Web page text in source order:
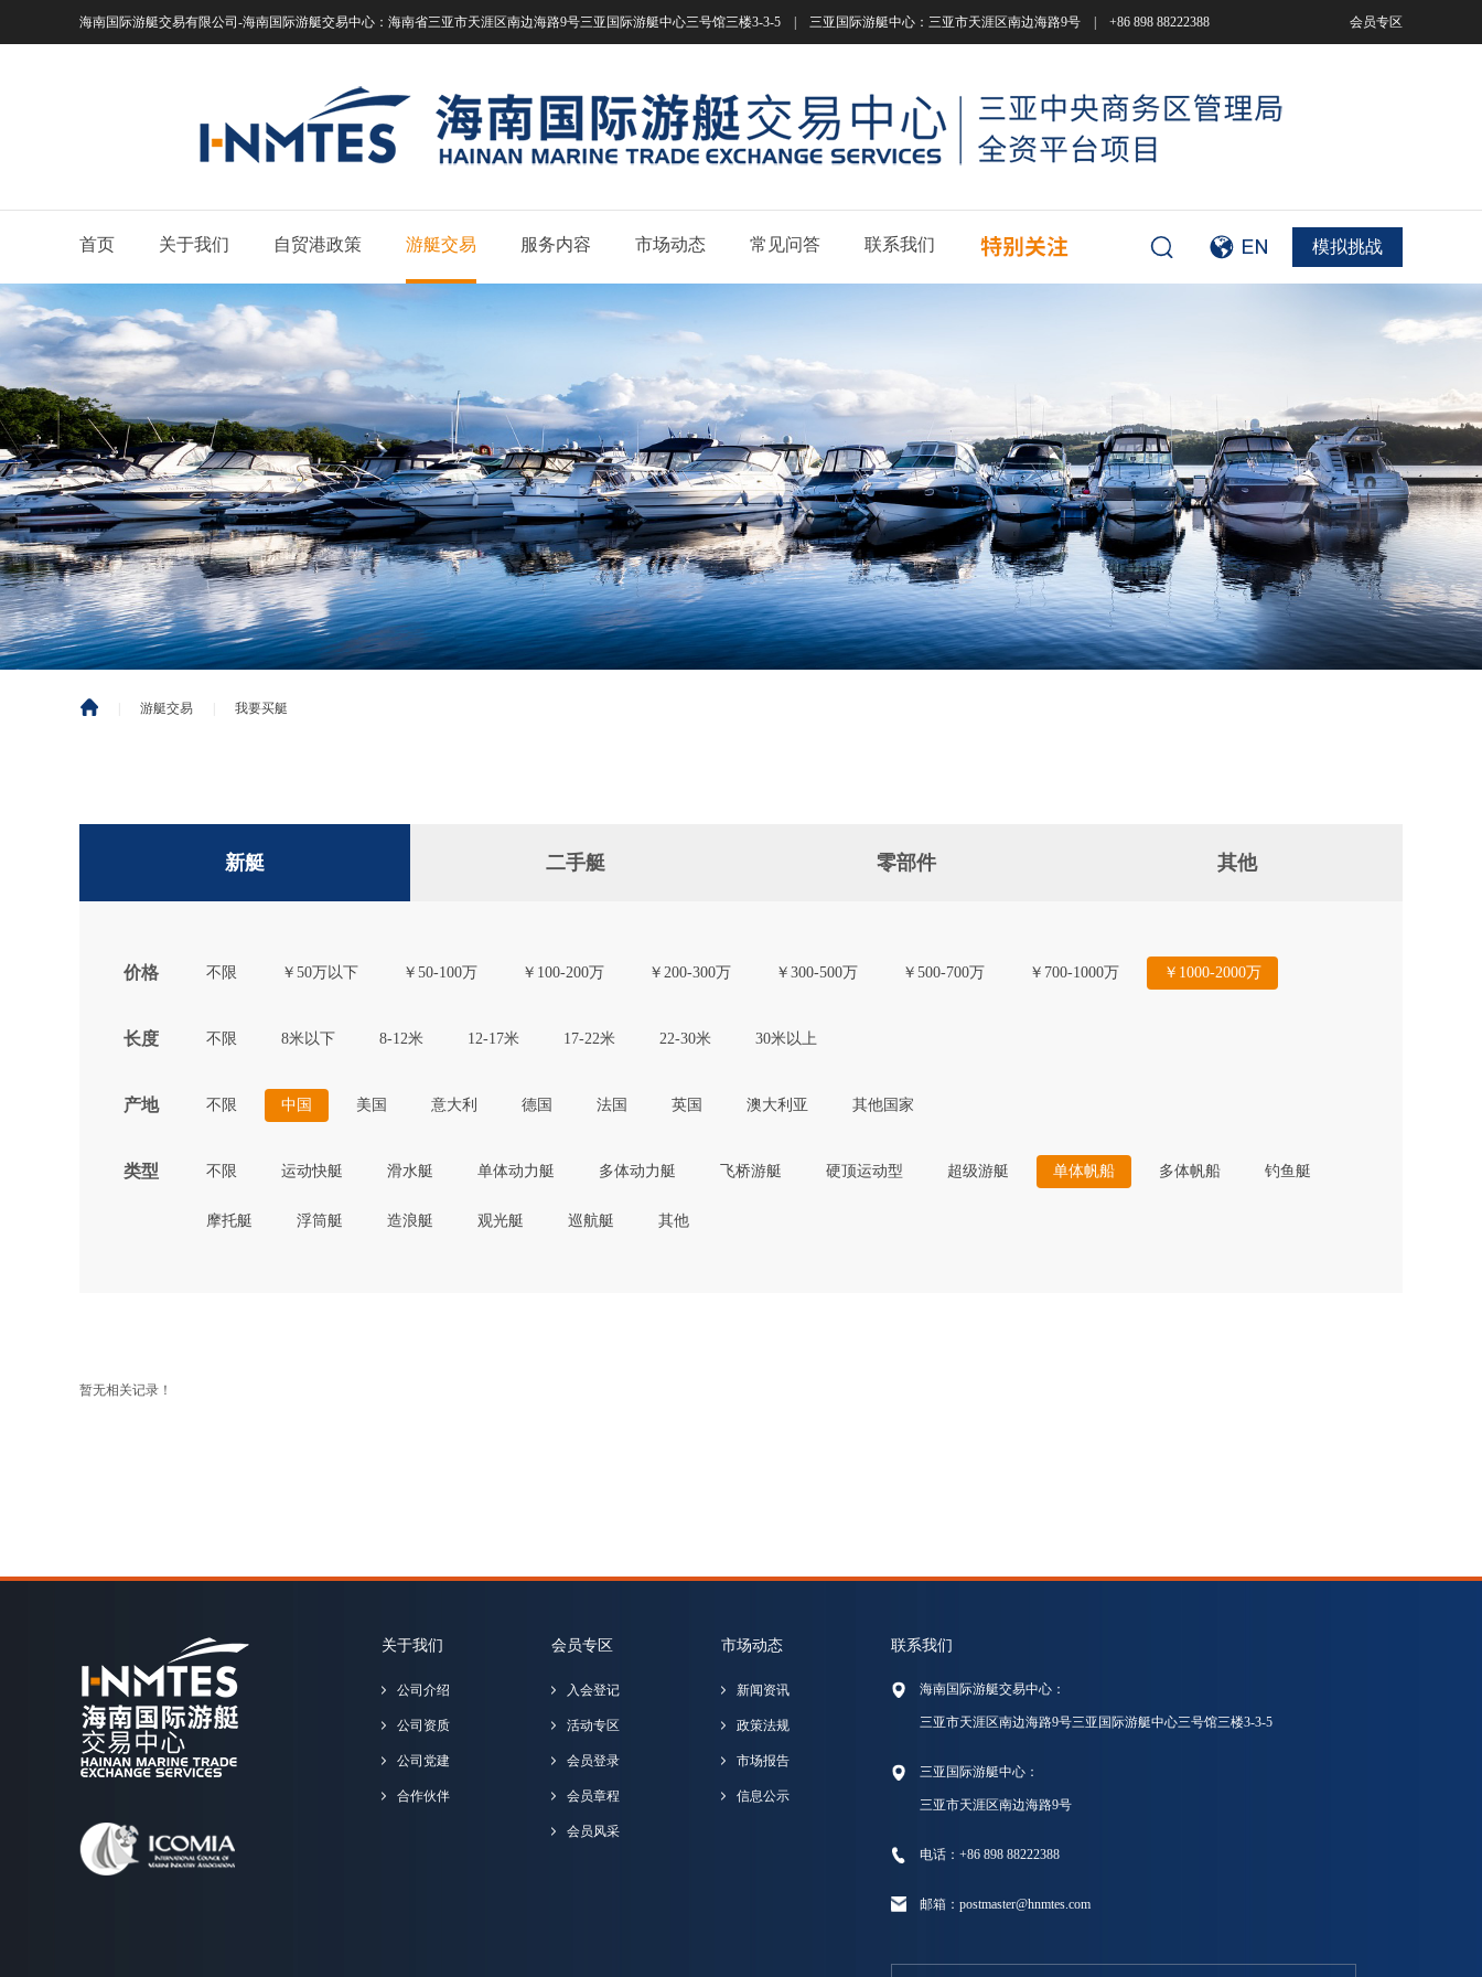
海南国际游艇交易有限公司-海南国际游艇交易中心： 海南省三亚市天涯区南边海路9号三亚国际游艇中心三号馆三楼3-3-5 | 三亚国际游艇中心：三亚市天涯区南边海路9号 | +86 898 88222388 会员专区
模拟挑战
首页 关于我们 自贸港政策 游艇交易 服务内容 市场动态 常见问答 联系我们
游艇交易 我要买艇
新艇 二手艇 零部件 其他
价格 不限 ￥50万以下 ￥50-100万 ￥100-200万 ￥200-300万 ￥300-500万 ￥500-700万 ￥700-1000万 ￥1000-2000万
长度 不限 8米以下 8-12米 12-17米 17-22米 22-30米 30米以上
产地 不限 中国 美国 意大利 德国 法国 英国 澳大利亚 其他国家
类型 不限 运动快艇 滑水艇 单体动力艇 多体动力艇 飞桥游艇 硬顶运动型 超级游艇 单体帆船 多体帆船 钓鱼艇
摩托艇 浮筒艇 造浪艇 观光艇 巡航艇 其他
暂无相关记录！
关于我们
公司介绍
公司资质
公司党建
合作伙伴
会员专区
入会登记
活动专区
会员登录
会员章程
会员风采
市场动态
新闻资讯
政策法规
市场报告
信息公示
联系我们
海南国际游艇交易中心：
三亚市天涯区南边海路9号三亚国际游艇中心三号馆三楼3-3-5
三亚国际游艇中心：
三亚市天涯区南边海路9号
电话：+86 898 88222388
邮箱：postmaster@hnmtes.com